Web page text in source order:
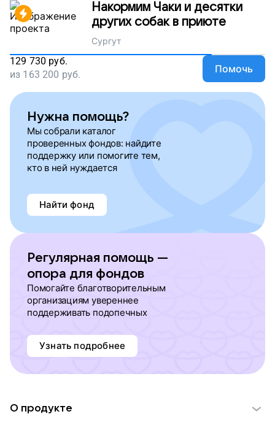
Накормим Чаки и десятки
других собак в приюте
Сургут
129 730 руб.
из 163 200 руб. Помочь
Нужна помощь?
Мы собрали каталог
проверенных фондов: найдите
поддержку или помогите тем,
кто в ней нуждается
Найти фонд
Регулярная помощь —
опора для фондов
Помогайте благотворительным
организациям увереннее
поддерживать подопечных
Узнать подробнее
О продукте